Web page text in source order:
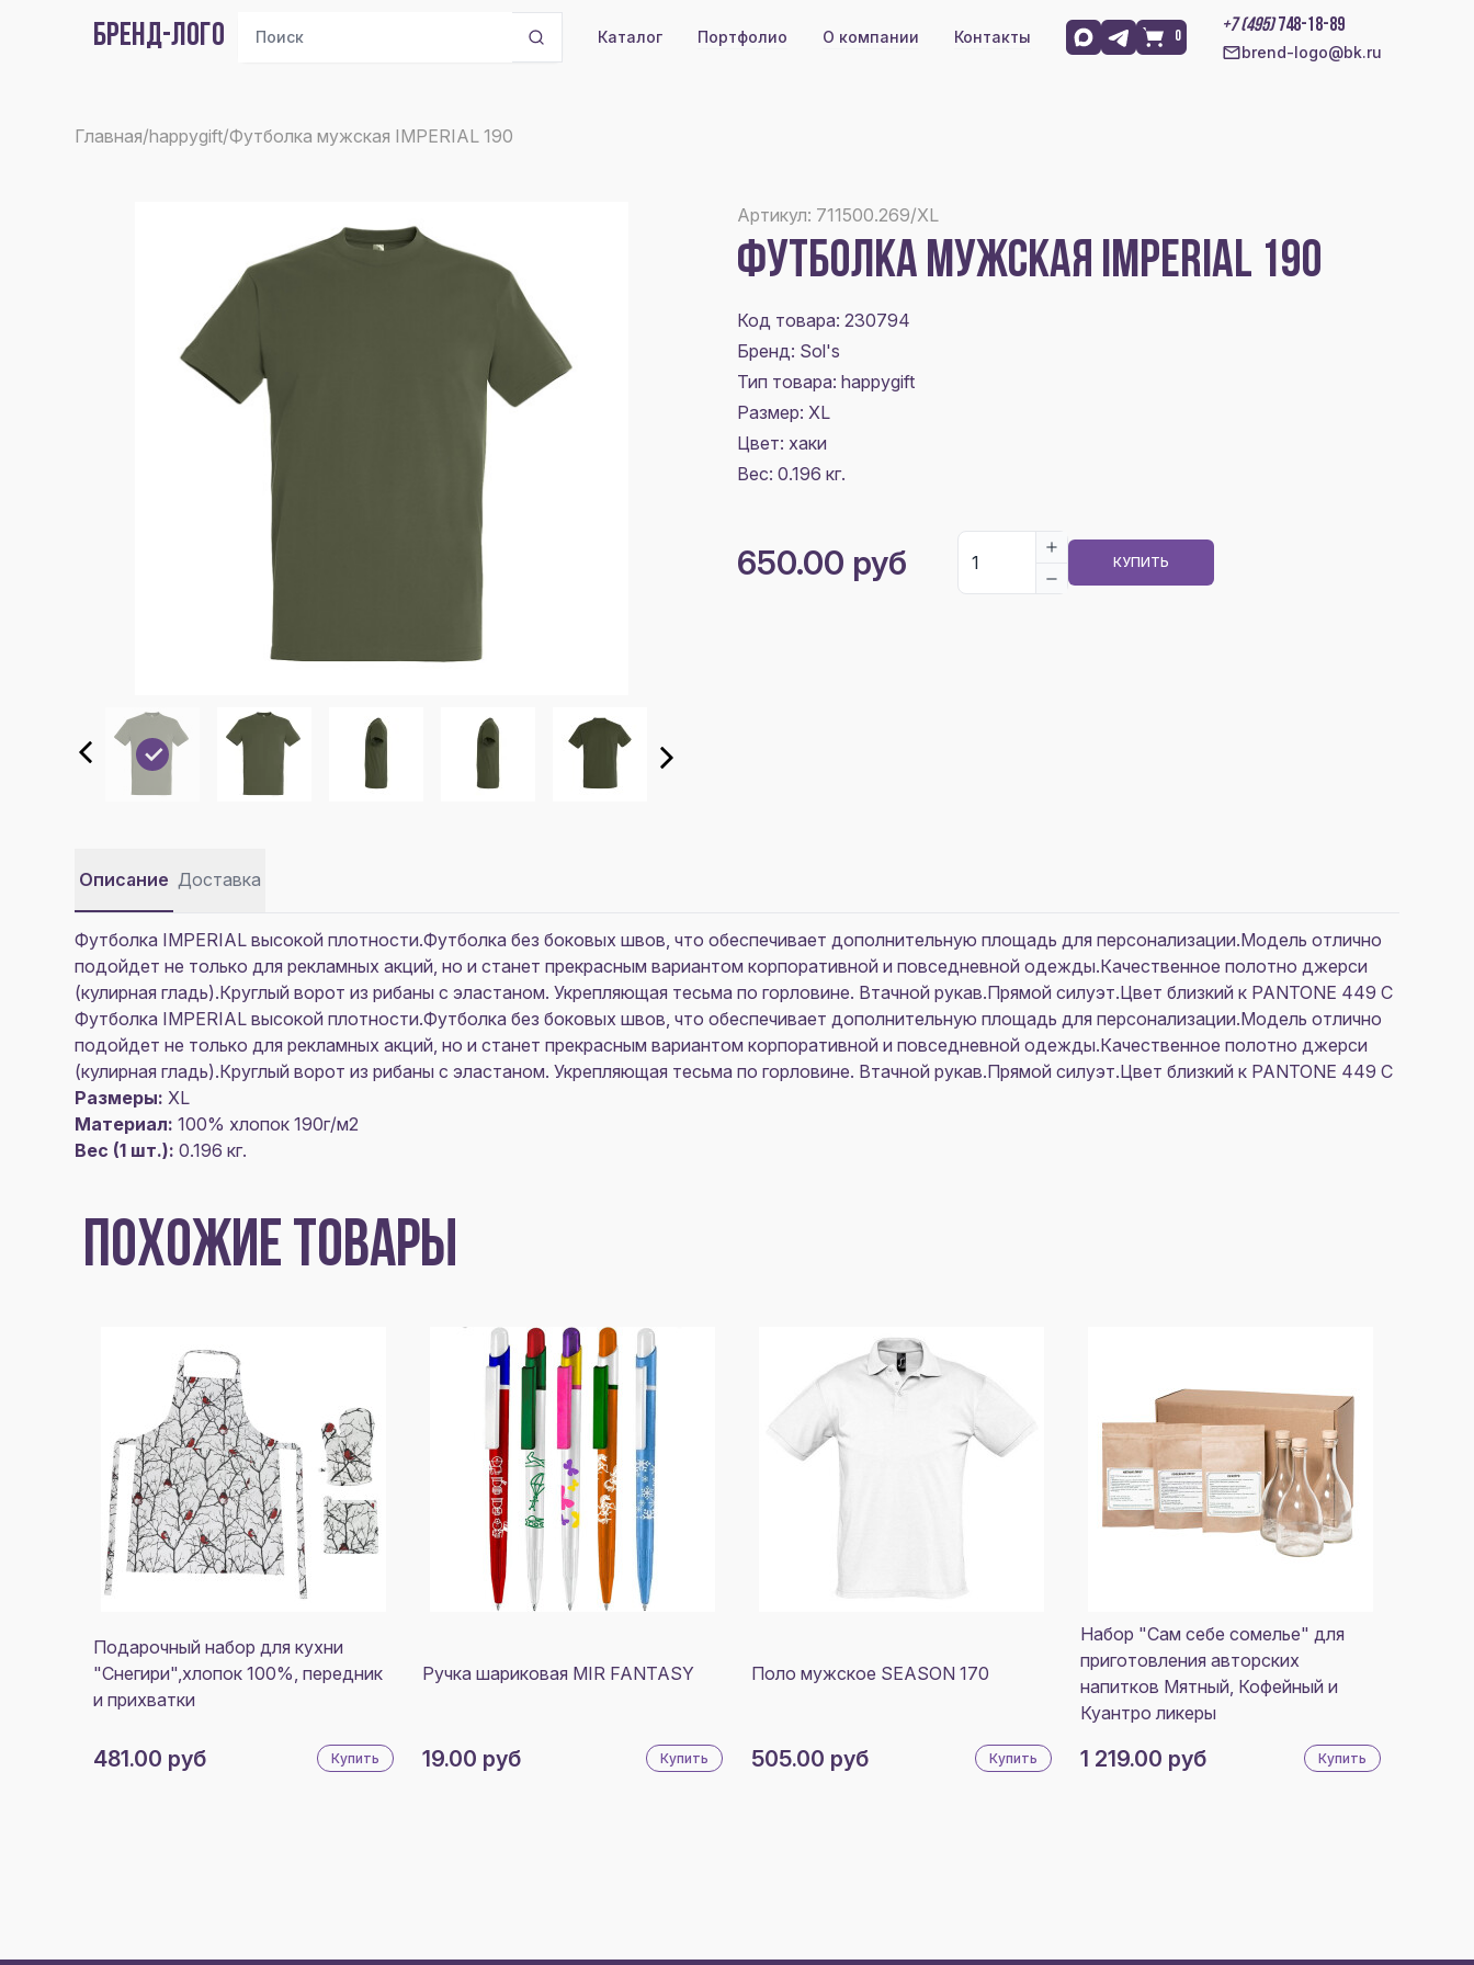
БРЕНД-ЛОГО Каталог Портфолио О компании Контакты 0
+7 (495)748-18-89
brend-logo@bk.ru
Главная/happygift/Футболка мужская IMPERIAL 190
Артикул: 711500.269/XL
ФУТБОЛКА МУЖСКАЯ IMPERIAL 190
Код товара: 230794
Бренд: Sol's
Тип товара: happygift
Размер: XL
Цвет: хаки
Вес: 0.196 кг.
650.00 руб КУПИТЬ
Описание Доставка
Футболка IMPERIAL высокой плотности.Футболка без боковых швов, что обеспечивает дополнительную площадь для персонализации.Модель отлично
подойдет не только для рекламных акций, но и станет прекрасным вариантом корпоративной и повседневной одежды.Качественное полотно джерси
(кулирная гладь).Круглый ворот из рибаны с эластаном. Укрепляющая тесьма по горловине. Втачной рукав.Прямой силуэт.Цвет близкий к PANTONE 449 C
Футболка IMPERIAL высокой плотности.Футболка без боковых швов, что обеспечивает дополнительную площадь для персонализации.Модель отлично
подойдет не только для рекламных акций, но и станет прекрасным вариантом корпоративной и повседневной одежды.Качественное полотно джерси
(кулирная гладь).Круглый ворот из рибаны с эластаном. Укрепляющая тесьма по горловине. Втачной рукав.Прямой силуэт.Цвет близкий к PANTONE 449 C
Размеры: XL
Материал: 100% хлопок 190г/м2
Вес (1 шт.): 0.196 кг.
ПОХОЖИЕ ТОВАРЫ
Подарочный набор для кухни
"Снегири",хлопок 100%, передник
и прихватки
481.00 руб Купить
Ручка шариковая MIR FANTASY
19.00 руб Купить
Поло мужское SEASON 170
505.00 руб Купить
Набор "Сам себе сомелье" для
приготовления авторских
напитков Мятный, Кофейный и
Куантро ликеры
1 219.00 руб Купить